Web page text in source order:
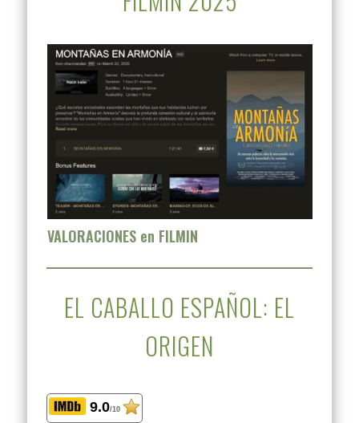
VALORACIONES en FILMIN
EL CABALLO ESPAÑOL: EL
ORIGEN
9.0/10